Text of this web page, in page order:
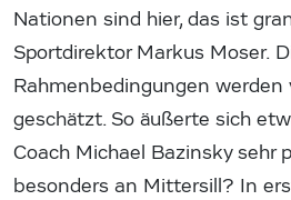
Nationen sind hier, das ist
Sportdirektor Markus Moser.
Rahmenbedingungen werden
geschätzt. So äußerte sich
Coach Michael Bazinsky sehr
besonders an Mittersill? In